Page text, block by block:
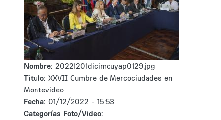
Nombre: 20221201dicimouyap0129.jpg
Tìtulo: XXVII Cumbre de Mercociudades en
Montevideo
Fecha: 01/12/2022 - 15:53
Categorías Foto/Video: